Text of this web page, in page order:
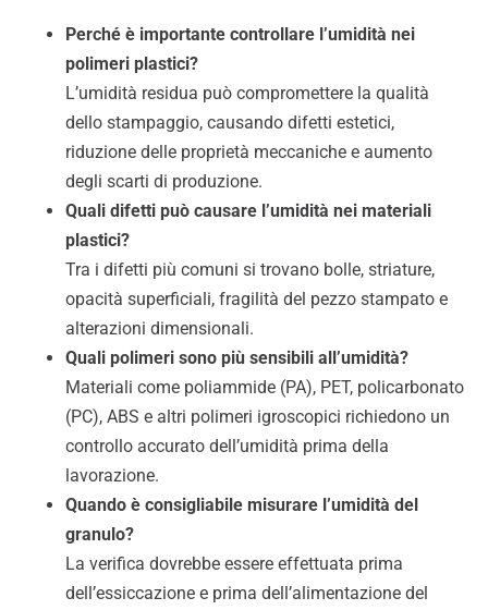
Perché è importante controllare l’umidità nei
polimeri plastici?
L’umidità residua può compromettere la qualità
dello stampaggio, causando difetti estetici,
riduzione delle proprietà meccaniche e aumento
degli scarti di produzione.
Quali difetti può causare l’umidità nei materiali
plastici?
Tra i difetti più comuni si trovano bolle, striature,
opacità superficiali, fragilità del pezzo stampato e
alterazioni dimensionali.
Quali polimeri sono più sensibili all’umidità?
Materiali come poliammide (PA), PET, policarbonato
(PC), ABS e altri polimeri igroscopici richiedono un
controllo accurato dell’umidità prima della
lavorazione.
Quando è consigliabile misurare l’umidità del
granulo?
La verifica dovrebbe essere effettuata prima
dell’essiccazione e prima dell’alimentazione del